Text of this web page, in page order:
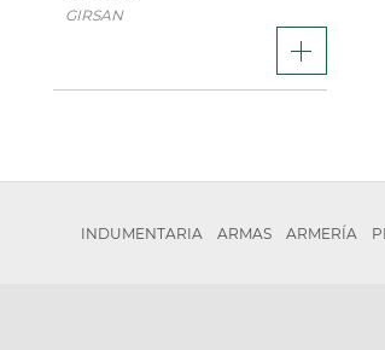
GIRSAN
INDUMENTARIA ARMAS ARMERÍA